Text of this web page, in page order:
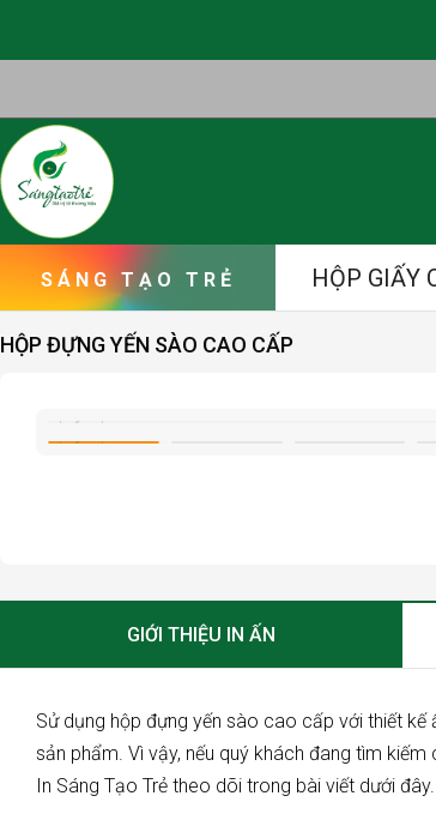
HỘP GIẤY
HỘP ĐỰNG YẾN SÀO CAO CẤP
GIỚI THIỆU IN ẤN
Sử dụng hộp đựng yến sào cao cấp với thiết kế
sản phẩm. Vì vậy, nếu quý khách đang tìm kiếm
In Sáng Tạo Trẻ theo dõi trong bài viết dưới đây.